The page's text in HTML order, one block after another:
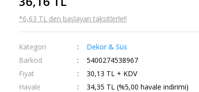
*6,63 TL den başlayan taksitlerle!!
Kategori
Dekor & Süs
Barkod
5400274538967
Fiyat
30,13 TL + KDV
Havale
34,35 TL (%5,00 havale indirimi)